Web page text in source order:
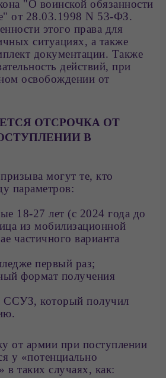
"О воинской обязанности
от 28.03.1998 N 53-ФЗ.
этого права для
ситуациях, а также
документации. Также
действий, при
освобождении от
ОТСРОЧКА ОТ
В
могут те, кто
параметров:
18-27 лет (с 2024 года до
из мобилизационной
частичного варианта
первый раз;
формат получения
ССУЗ, который получил
от армии при поступлении
у «потенциально
таких случаях, как: